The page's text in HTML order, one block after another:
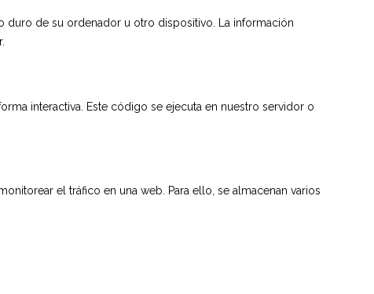
duro de su ordenador u otro dispositivo. La información
interactiva. Este código se ejecuta en nuestro servidor o
el tráfico en una web. Para ello, se almacenan varios